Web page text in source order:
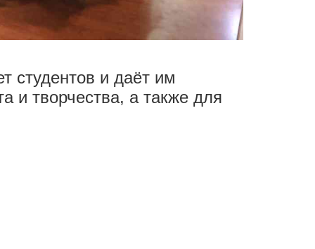
студентов и даёт им
и творчества, а также для